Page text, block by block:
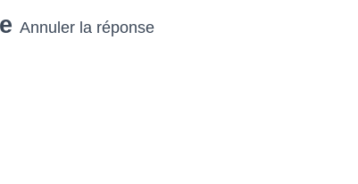
Annuler la réponse